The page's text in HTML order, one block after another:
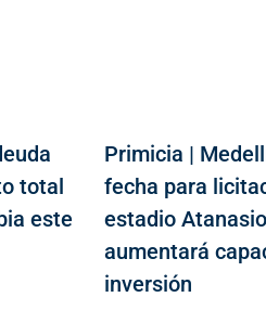
total
este
Primicia |
fecha para
estadio
aumentará
inversión